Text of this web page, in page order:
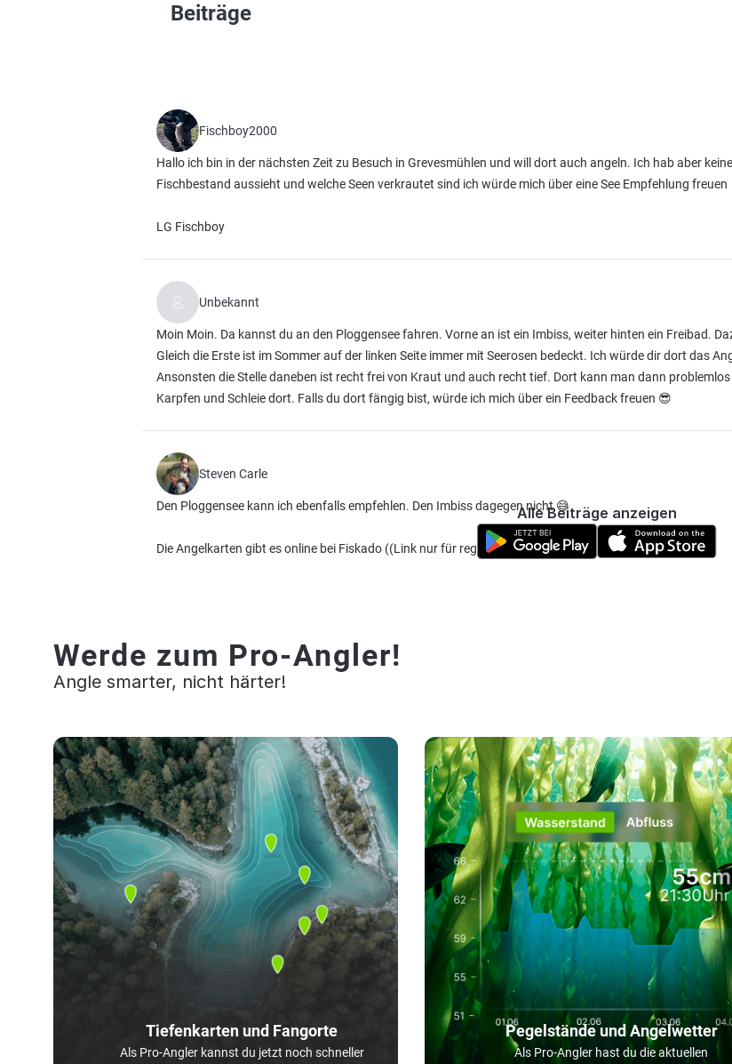
Beiträge
Fischboy2000
Hallo ich bin in der nächsten Zeit zu Besuch in Grevesmühlen und will dort auch angeln. Ich hab aber
Fischbestand aussieht und welche Seen verkrautet sind ich würde mich über eine See Empfehlung freuen
LG Fischboy
Unbekannt
Moin Moin. Da kannst du an den Ploggensee fahren. Vorne an ist ein Imbiss, weiter hinten ein Freibad.
Gleich die Erste ist im Sommer auf der linken Seite immer mit Seerosen bedeckt. Ich würde dir dort das
Ansonsten die Stelle daneben ist recht frei von Kraut und auch recht tief. Dort kann man dann
Karpfen und Schleie dort. Falls du dort fängig bist, würde ich mich über ein Feedback freuen 😎
Steven Carle
Den Ploggensee kann ich ebenfalls empfehlen. Den Imbiss dagegen nicht 😅
Die Angelkarten gibt es online bei Fiskado ((Link nur für registrierte Mitglieder sichtbar)
Alle Beiträge anzeigen
Werde zum Pro-Angler!
Angle smarter, nicht härter!
Tiefenkarten und Fangorte
Als Pro-Angler kannst du jetzt noch schneller
Pegelstände und Angelwetter
Als Pro-Angler hast du die aktuellen